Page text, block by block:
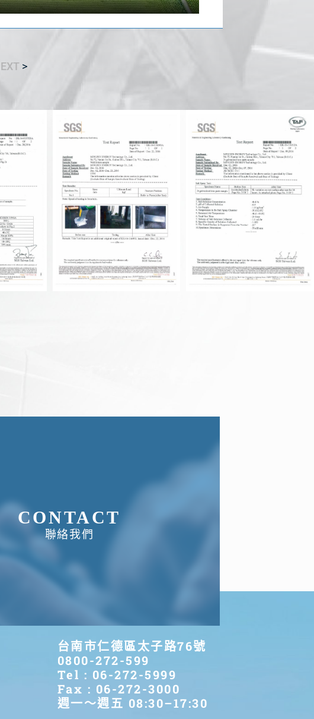
CONTACT
聯絡我們
台南市仁德區太子路76號
0800-272-599
Tel : 06-272-5999
Fax : 06-272-3000
週一～週五 08:30–17:30